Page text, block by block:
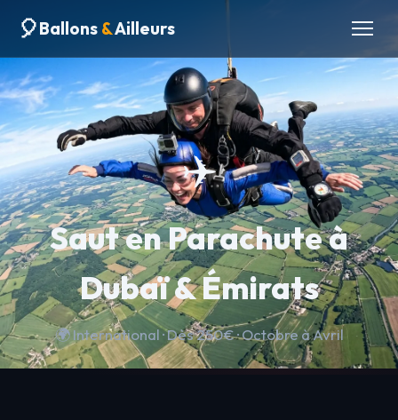
🎈Ballons &Ailleurs
Accueil Saut en Parachute › Dubaï & Émirats
Saut en
Parachute à Dubaï & Émirats
✈️
Saut en Parachute à
Dubaï & Émirats
🌍 International · Dès 250€ · Octobre à Avril